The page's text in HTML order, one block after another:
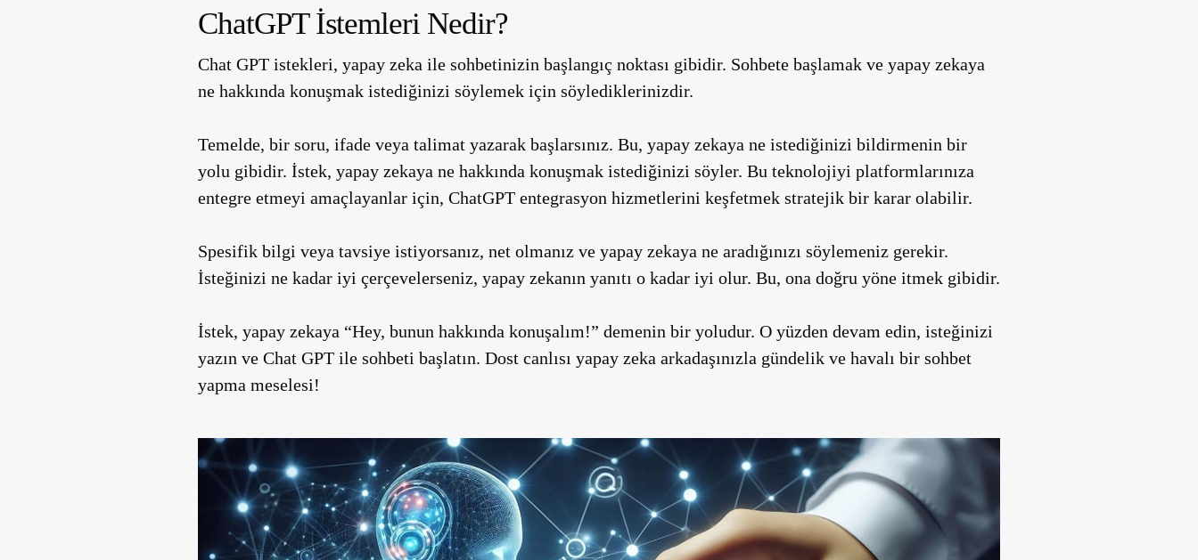
ChatGPT İstemleri Nedir?
Chat GPT istekleri, yapay zeka ile sohbetinizin başlangıç noktası gibidir. Sohbete başlamak ve yapay zekaya
ne hakkında konuşmak istediğinizi söylemek için söylediklerinizdir.
Temelde, bir soru, ifade veya talimat yazarak başlarsınız. Bu, yapay zekaya ne istediğinizi bildirmenin bir
yolu gibidir. İstek, yapay zekaya ne hakkında konuşmak istediğinizi söyler. Bu teknolojiyi platformlarınıza
entegre etmeyi amaçlayanlar için, ChatGPT entegrasyon hizmetlerini keşfetmek stratejik bir karar olabilir.
Spesifik bilgi veya tavsiye istiyorsanız, net olmanız ve yapay zekaya ne aradığınızı söylemeniz gerekir.
İsteğinizi ne kadar iyi çerçevelerseniz, yapay zekanın yanıtı o kadar iyi olur. Bu, ona doğru yöne itmek gibidir.
İstek, yapay zekaya “Hey, bunun hakkında konuşalım!” demenin bir yoludur. O yüzden devam edin, isteğinizi
yazın ve Chat GPT ile sohbeti başlatın. Dost canlısı yapay zeka arkadaşınızla gündelik ve havalı bir sohbet
yapma meselesi!